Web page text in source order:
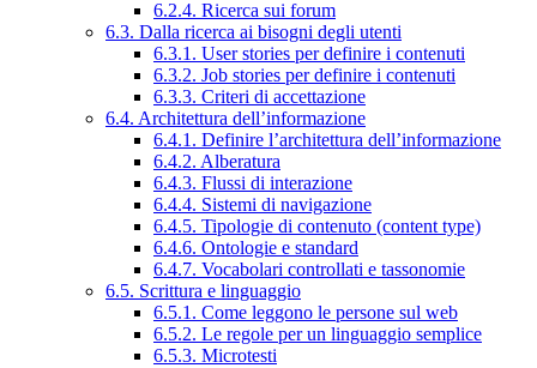
6.2.4. Ricerca sui forum
6.3. Dalla ricerca ai bisogni degli utenti
6.3.1. User stories per definire i contenuti
6.3.2. Job stories per definire i contenuti
6.3.3. Criteri di accettazione
6.4. Architettura dell’informazione
6.4.1. Definire l’architettura dell’informazione
6.4.2. Alberatura
6.4.3. Flussi di interazione
6.4.4. Sistemi di navigazione
6.4.5. Tipologie di contenuto (content type)
6.4.6. Ontologie e standard
6.4.7. Vocabolari controllati e tassonomie
6.5. Scrittura e linguaggio
6.5.1. Come leggono le persone sul web
6.5.2. Le regole per un linguaggio semplice
6.5.3. Microtesti